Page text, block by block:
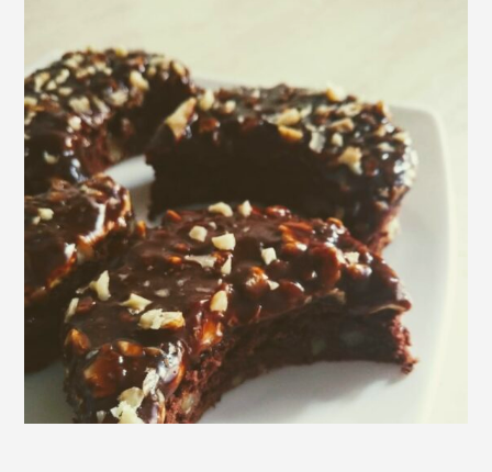
Cocktail-uri
Smoothies
Ceva Dulce
Biscuiți, Bomboane și
Fursecuri
Brioșe și Checuri
Budinci, Jeleuri și Sufleuri
Cheesecake
Cozonaci
Deserturi Sănătoase